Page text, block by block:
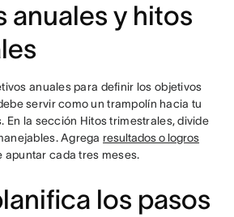
anuales y hitos
anuales para definir los objetivos
servir como un trampolín hacia tu
En la sección Hitos trimestrales, divide
Agrega resultados o logros
apuntar cada tres meses.
los pasos